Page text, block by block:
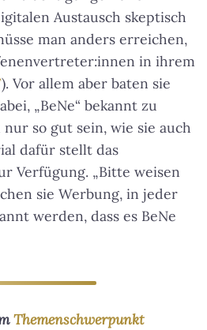
Austausch skeptisch
man anders erreichen,
in ihrem
). Vor allem aber baten sie
„BeNe“ bekannt zu
nur so gut sein, wie sie auch
dafür stellt das
Verfügung. „Bitte weisen
sie Werbung, in jeder
werden, dass es BeNe
Themenschwerpunkt